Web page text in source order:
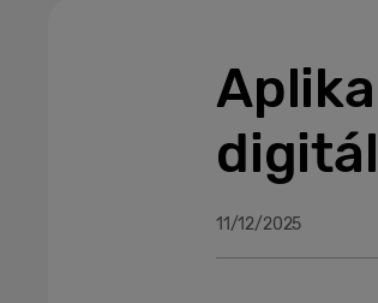
11/12/2025